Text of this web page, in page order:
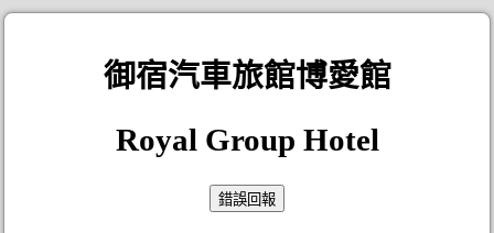
御宿汽車旅館博愛館
Royal Group Hotel